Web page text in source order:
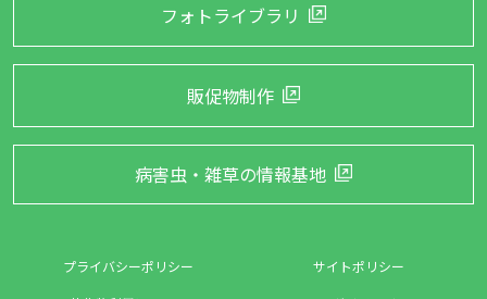
フォトライブラリ
販促物制作
病害虫・雑草の情報基地
プライバシーポリシー
サイトポリシー